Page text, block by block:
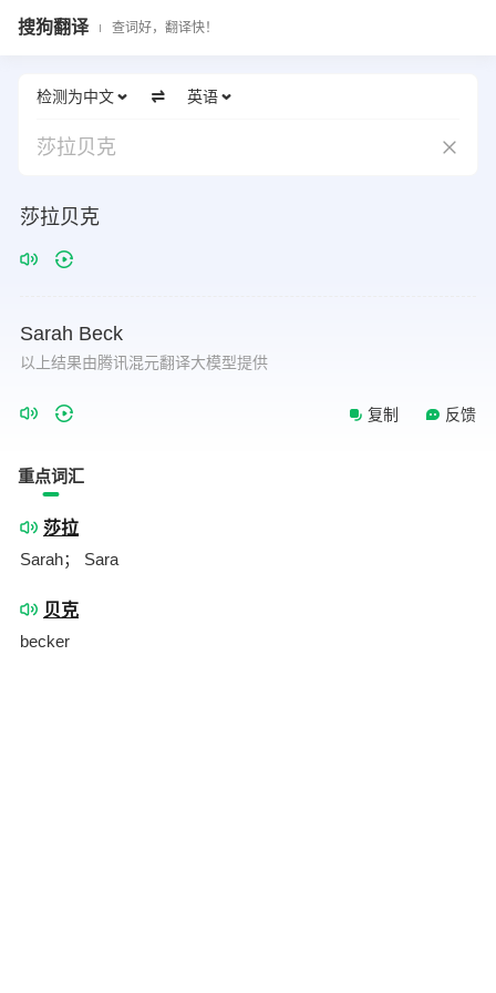
搜狗翻译 查词好，翻译快！
检测为中文 英语
莎拉贝克
莎拉贝克
Sarah Beck
以上结果由腾讯混元翻译大模型提供
复制 反馈
重点词汇
莎拉
Sarah； Sara
贝克
becker